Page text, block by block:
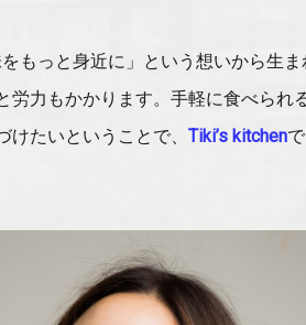
もっと身近に」という想いから生
力もかかります。手軽に食べられ
たいということで、 Tiki’s kitchen